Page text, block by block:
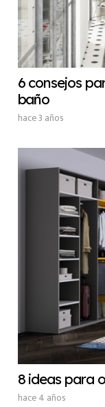
6 consejos
baño
hace 3 años
8 ideas para
hace 4 años